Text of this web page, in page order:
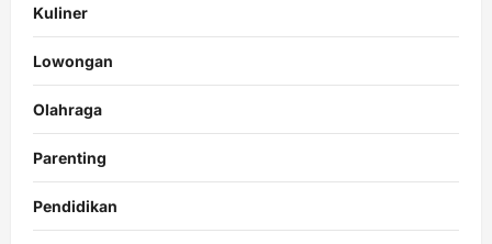
Kuliner
Lowongan
Olahraga
Parenting
Pendidikan